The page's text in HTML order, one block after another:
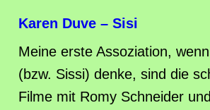
Karen Duve – Sisi
Meine erste Assoziation,
(bzw. Sissi) denke, sind die
Filme mit Romy Schneider